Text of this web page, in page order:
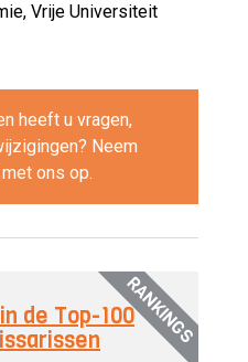
Vrije Universiteit
heeft u vragen,
Neem
met ons op.
RANKINGS
de Top-100